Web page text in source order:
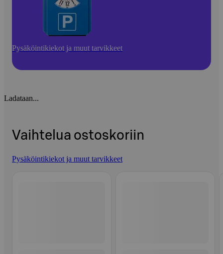
Pysäköintikiekot ja muut tarvikkeet
Ladataan...
Vaihtelua ostoskoriin
Pysäköintikiekot ja muut tarvikkeet